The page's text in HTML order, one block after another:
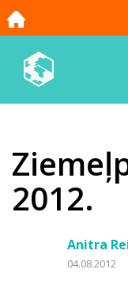
2012.
Anitra
04.08.2012